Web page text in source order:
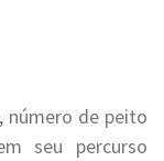
número de peito
seu percurso